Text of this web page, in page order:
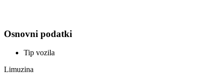
Osnovni podatki
Tip vozila
Limuzina